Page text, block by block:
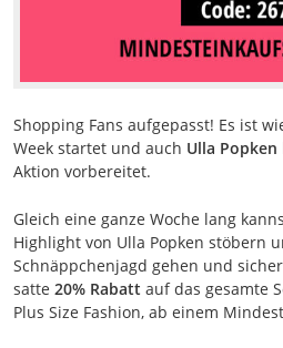
Shopping Fans aufgepasst! Es ist
Week startet und auch Ulla Popken
Aktion vorbereitet.
Gleich eine ganze Woche lang
Highlight von Ulla Popken stöbern
Schnäppchenjagd gehen und
satte 20% Rabatt auf das gesamte
Plus Size Fashion, ab einem